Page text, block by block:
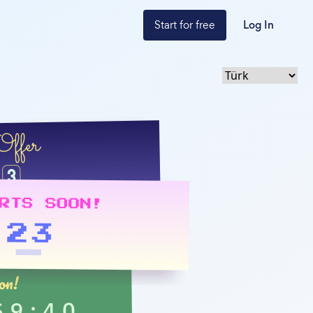
Start for free Log In